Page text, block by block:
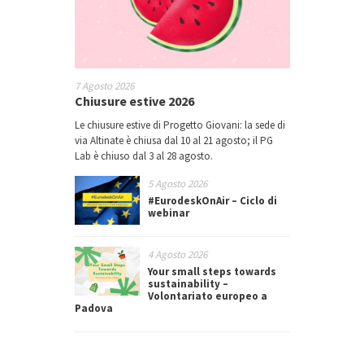
7 Agosto 2026
Chiusure estive 2026
Le chiusure estive di Progetto Giovani: la sede di
via Altinate è chiusa dal 10 al 21 agosto; il PG
Lab è chiuso dal 3 al 28 agosto.
5 Agosto 2026
#EurodeskOnAir – Ciclo di
webinar
4 Agosto 2026
Your small steps towards
sustainability –
Volontariato europeo a
Padova